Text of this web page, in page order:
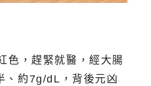
色，趕緊就醫，經大腸
、約7g/dL，背後元凶